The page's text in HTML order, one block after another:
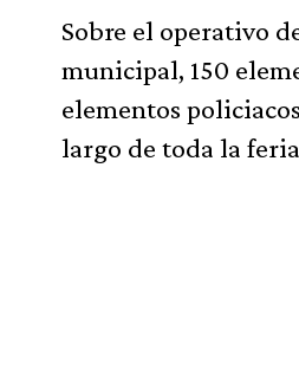
Sobre el operativo
municipal, 150
elementos
largo de toda la